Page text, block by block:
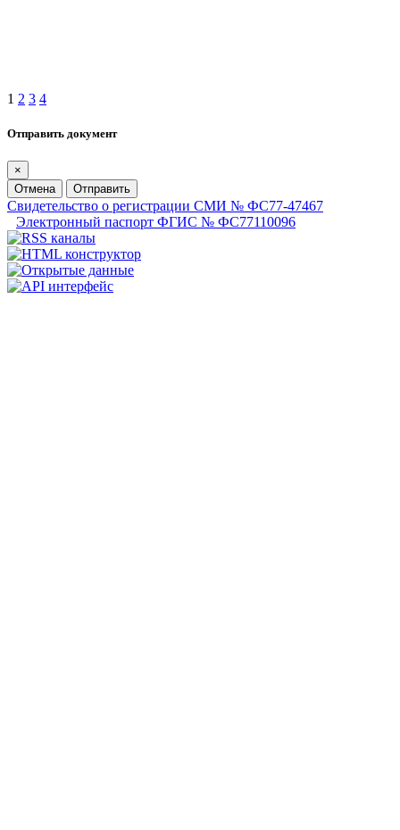
1 2 3 4
Отправить документ
×
Отмена
Отправить
Свидетельство о регистрации СМИ № ФС77-47467
Электронный паспорт ФГИС № ФС77110096